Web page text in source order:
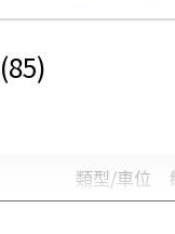
(85)